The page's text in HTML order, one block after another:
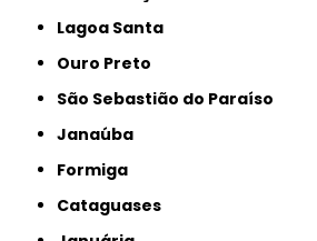
Lagoa Santa
Ouro Preto
São Sebastião do Paraíso
Janaúba
Formiga
Cataguases